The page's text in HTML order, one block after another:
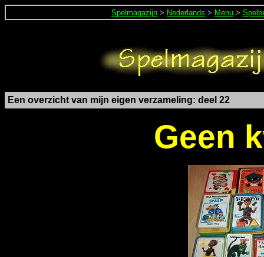
Spelmagazijn > Nederlands > Menu >
Een overzicht van mijn eigen verzameling: deel 22
Geen